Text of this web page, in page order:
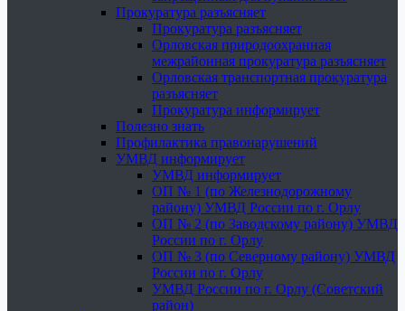
Прокуратура разъясняет
Прокуратура разъясняет
Орловская природоохранная
межрайонная прокуратура разъясняет
Орловская транспортная прокуратура
разъясняет
Прокуратура информирует
Полезно знать
Профилактика правонарушений
УМВД информирует
УМВД информирует
ОП № 1 (по Железнодорожному
району) УМВД России по г. Орлу
ОП № 2 (по Заводскому району) УМВД
России по г. Орлу
ОП № 3 (по Северному району) УМВД
России по г. Орлу
УМВД России по г. Орлу (Советский
район)